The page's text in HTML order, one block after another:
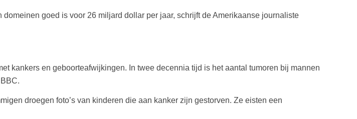
goed is voor 26 miljard dollar per jaar, schrijft de Amerikaanse journaliste
kankers en geboorteafwijkingen. In twee decennia tijd is het aantal tumoren bij mannen
droegen foto’s van kinderen die aan kanker zijn gestorven. Ze eisten een